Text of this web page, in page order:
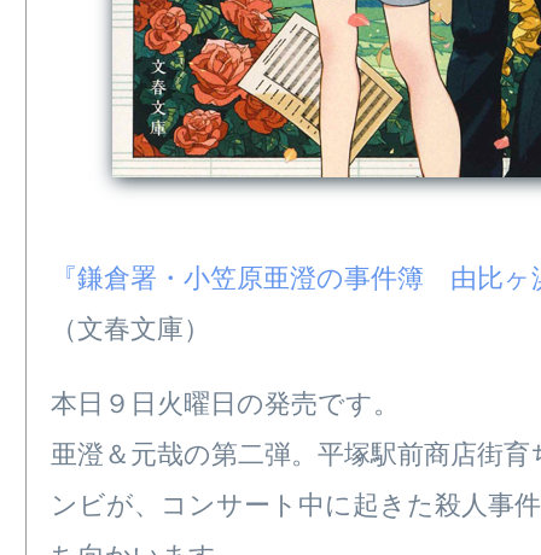
『鎌倉署・小笠原亜澄の事件簿 由比ヶ
（文春文庫）
本日９日火曜日の発売です。
亜澄＆元哉の第二弾。平塚駅前商店街育
ンビが、コンサート中に起きた殺人事